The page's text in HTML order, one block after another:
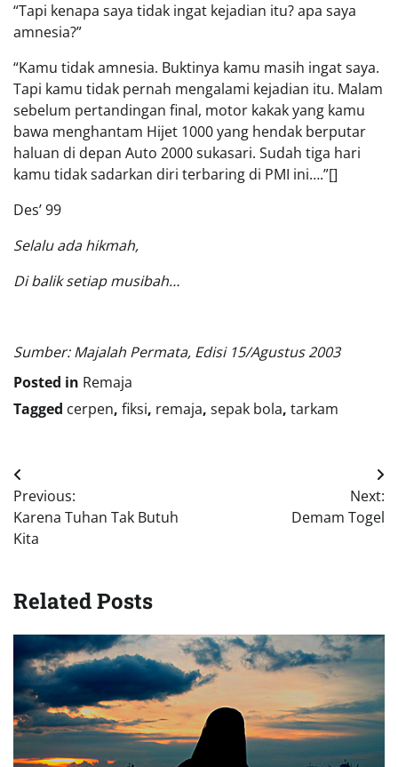
“Tapi kenapa saya tidak ingat kejadian itu? apa saya
amnesia?”
“Kamu tidak amnesia. Buktinya kamu masih ingat saya.
Tapi kamu tidak pernah mengalami kejadian itu. Malam
sebelum pertandingan final, motor kakak yang kamu
bawa menghantam Hijet 1000 yang hendak berputar
haluan di depan Auto 2000 sukasari. Sudah tiga hari
kamu tidak sadarkan diri terbaring di PMI ini….”[]
Des’ 99
Selalu ada hikmah,
Di balik setiap musibah…
Sumber: Majalah Permata, Edisi 15/Agustus 2003
Posted in Remaja
Tagged cerpen, fiksi, remaja, sepak bola, tarkam
Post
navigation
Previous:
Karena Tuhan Tak Butuh
Kita
Next:
Demam Togel
Related Posts